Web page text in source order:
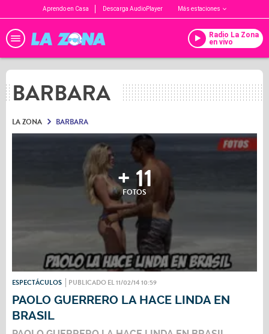
Aprendo en Casa Descarga AudioPlayer Más estaciones
Radio La Zona
en vivo
BARBARA
LA ZONA BARBARA
+ 11
FOTOS
ESPECTÁCULOS PUBLICADO EL 11/02/14 10:59
PAOLO GUERRERO LA HACE LINDA EN
BRASIL